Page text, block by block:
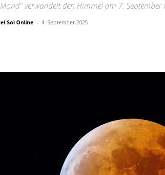
verwandelt den Himmel am 7. September
Sol Online - 4. September 2025